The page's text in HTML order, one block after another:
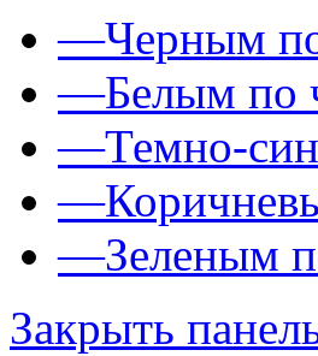
—Черным
—Белым по
—Темно-
—
—Зеленым
Закрыть